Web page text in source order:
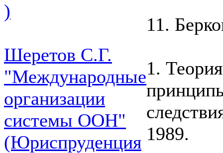
)
Шеретов С.Г.
"Международные
организации
системы ООН"
(Юриспруденция
11.
1.
1989.